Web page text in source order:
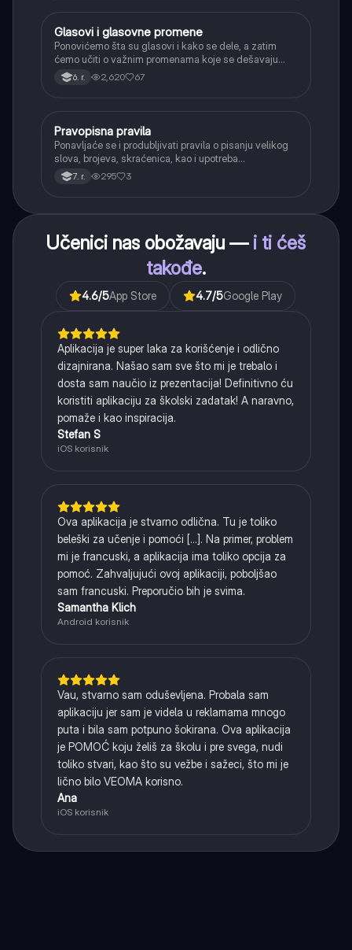
Srpski jezik
Glasovi i glasovne promene
Ponovićemo šta su glasovi i kako se dele, a zatim
ćemo učiti o važnim promenama koje se dešavaju
kada se glasovi nađu jedan pored drugog u rečima
(npr. jednačenje suglasnika po zvučnosti i mestu
6. r. 2,620 67
Srpski jezik
Pravopisna pravila
Ponavljaće se i produbljivati pravila o pisanju velikog
slova, brojeva, skraćenica, kao i upotreba
interpunkcije, sa posebnim fokusom na zarez u
složenoj rečenici.
7. r. 295 3
Učenici nas obožavaju — i ti ćeš
takođe.
4.6/5App Store 4.7/5Google Play
Aplikacija je super laka za korišćenje i odlično
dizajnirana. Našao sam sve što mi je trebalo i
dosta sam naučio iz prezentacija! Definitivno ću
koristiti aplikaciju za školski zadatak! A naravno,
pomaže i kao inspiracija.
Stefan S
iOS korisnik
Ova aplikacija je stvarno odlična. Tu je toliko
beleški za učenje i pomoći [...]. Na primer, problem
mi je francuski, a aplikacija ima toliko opcija za
pomoć. Zahvaljujući ovoj aplikaciji, poboljšao
sam francuski. Preporučio bih je svima.
Samantha Klich
Android korisnik
Vau, stvarno sam oduševljena. Probala sam
aplikaciju jer sam je videla u reklamama mnogo
puta i bila sam potpuno šokirana. Ova aplikacija
je POMOĆ koju želiš za školu i pre svega, nudi
toliko stvari, kao što su vežbe i sažeci, što mi je
lično bilo VEOMA korisno.
Ana
iOS korisnik